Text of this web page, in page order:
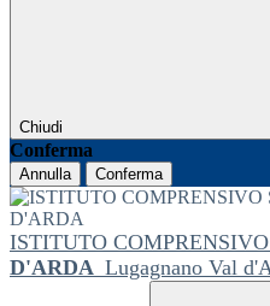
Chiudi
Conferma
Annulla Conferma
ISTITUTO COMPRENSIVO
D'ARDA Lugagnano Val